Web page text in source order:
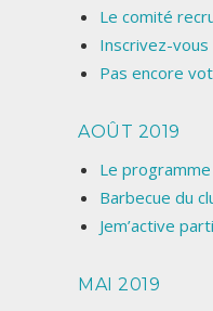
Le comité
Inscrivez-vous
Pas encore
AOÛT 2019
Le
Barbecue du
Jem’active
MAI 2019